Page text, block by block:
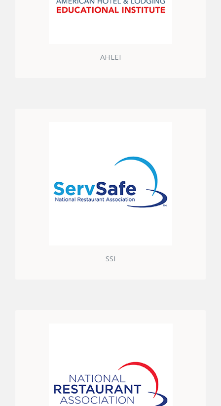
AHLEI
SSI
NRA ULUSAL RESTORANLAR BIRLIĞI SERVSAFE
GIDA GÜVENLIĞI SERTIFIKASI
ULUSAL RESTORANLAR BIRLIĞI SERTIFIKASI